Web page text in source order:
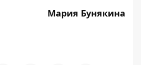
Мария Бунякина